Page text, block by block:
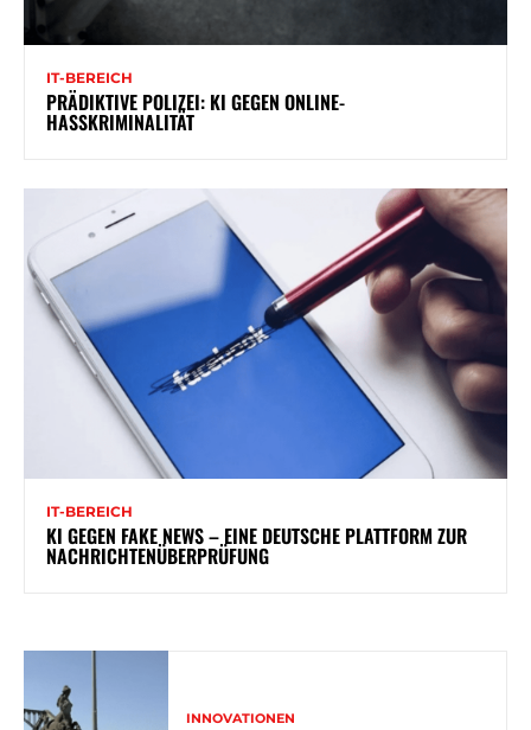
IT-BEREICH
PRÄDIKTIVE POLIZEI: KI GEGEN ONLINE-
HASSKRIMINALITÄT
IT-BEREICH
KI GEGEN FAKE NEWS – EINE DEUTSCHE PLATTFORM ZUR
NACHRICHTENÜBERPRÜFUNG
INNOVATIONEN